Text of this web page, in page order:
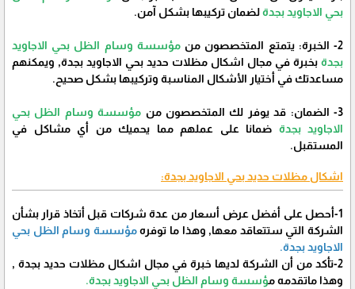
بحي الاجاويدبجدةلضمان تركيبها بشكل آمن.
2- الخبرة: يتمتع المتخصصون من
مؤسسة وسام الظل بحي الاجاويد
بجدة بخبرة في مجال اشكال مظلات حديد بحي الاجاويد بجدة, ويمكنهم
مساعدتك في أختيار الأشكال المناسبة وتركيبها بشكل صحيح.
3- الضمان: قد يوفر لك المتخصصون من
مؤسسة وسام الظل بحي
الاجاويد بجدة ضمانا على عملهم مما يحميك من أي مشاكل في
المستقبل.
اشكال مظلات حديد بحي الاجاويد بجدة:
1-أحصل على أفضل عرض أسعار من عدة شركات قبل أتخاذ قرار بشأن
الشركة التي ستتعاقد معها, وهذا ما توفرهمؤسسة وسام الظل بحي
الاجاويد بجدة.
2-تأكد من أن الشركة لديها خبرة في مجال اشكال مظلات حديد بجدة ,
وهذا ماتقدمه مؤسسة وسام الظل بحي الاجاويد بجدة.